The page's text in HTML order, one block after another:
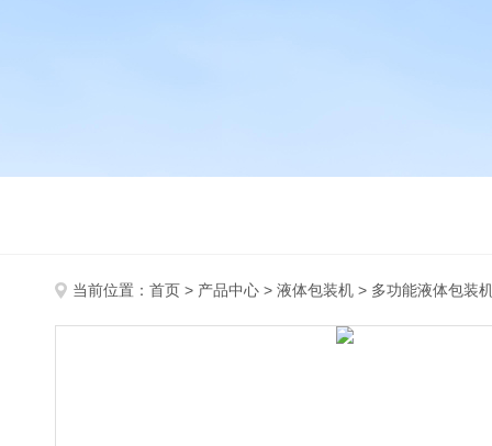
当前位置： 首页 > 产品中心 > 液体包装机 > 多功能液体包装